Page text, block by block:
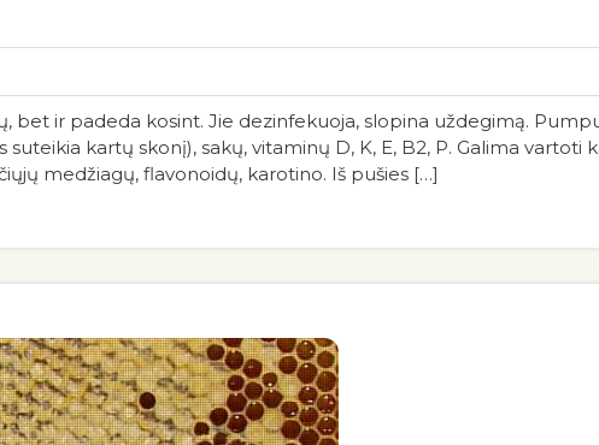
ir padeda kosint. Jie dezinfekuoja, slopina uždegimą.
kartų skonį), sakų, vitaminų D, K, E, B2, P. Galima vartoti
medžiagų, flavonoidų, karotino. Iš pušies […]